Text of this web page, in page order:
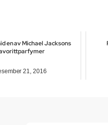
en av Michael Jacksons
21, 2016